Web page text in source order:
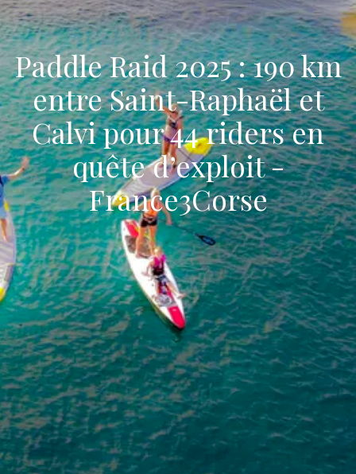
Paddle Raid 2025 : 190 km
entre Saint-Raphaël et
Calvi pour 44 riders en
quête d’exploit -
France3Corse